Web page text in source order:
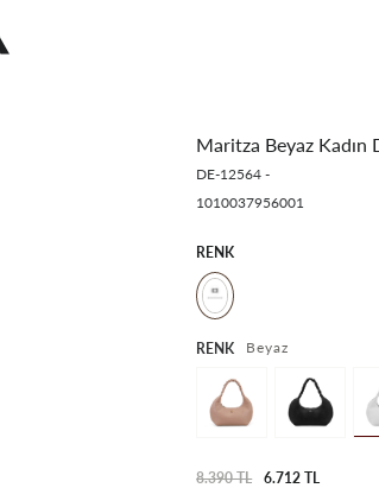
Maritza Beyaz Kadın
DE-12564 -
1010037956001
RENK
RENK Beyaz
8.390 TL 6.712 TL